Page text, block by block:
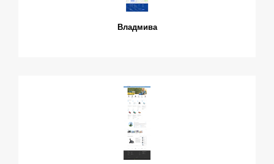
Владмива